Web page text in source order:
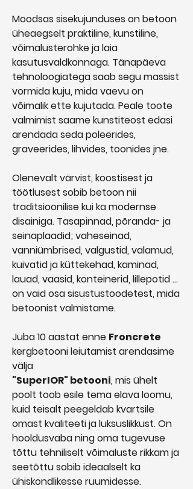
Moodsas sisekujunduses on betoon
üheaegselt praktiline, kunstiline,
võimalusterohke ja laia
kasutusvaldkonnaga. Tänapäeva
tehnoloogiatega saab segu massist
vormida kuju, mida vaevu on
võimalik ette kujutada. Peale toote
valmimist saame kunstiteost edasi
arendada seda poleerides,
graveerides, lihvides, toonides jne.
Olenevalt värvist, koostisest ja
töötlusest sobib betoon nii
traditsioonilise kui ka modernse
disainiga. Tasapinnad, põranda- ja
seinaplaadid; vaheseinad,
vanniümbrised, valgustid, valamud,
kuivatid ja küttekehad, kaminad,
lauad, vaasid, konteinerid, lillepotid ...
on vaid osa sisustustoodetest, mida
betoonist valmistame.
Juba 10 aastat enne Froncrete
kergbetooni leiutamist arendasime
välja
"SuperIOR" betooni, mis ühelt
poolt toob esile tema elava loomu,
kuid teisalt peegeldab kvartsile
omast kvaliteeti ja luksuslikkust. On
hooldusvaba ning oma tugevuse
tõttu tehniliselt võimaluste rikkam ja
seetõttu sobib ideaalselt ka
ühiskondlikesse ruumidesse.